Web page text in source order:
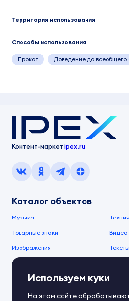
Территория использования
Способы использования
Прокат Доведение до всеобщего
Контент-маркет ipex.ru
Каталог объектов
Музыка
Товарные знаки Видео
Изображения Тексты
О компании
О сервисе
Документы IPEX
Используем куки
На этом сайте